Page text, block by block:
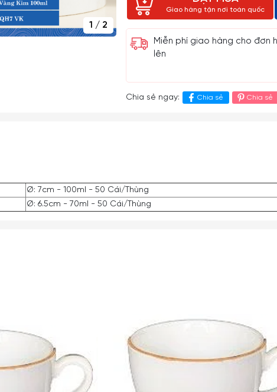
1 / 2
Giao hàng tận nơi toàn quốc
Miễn phí giao hàng cho
lên
Chia sẻ ngay: Chia sẻ Chia sẻ
Ø: 7cm - 100ml - 50 Cái/Thùng
Ø: 6.5cm - 70ml - 50 Cái/Thùng